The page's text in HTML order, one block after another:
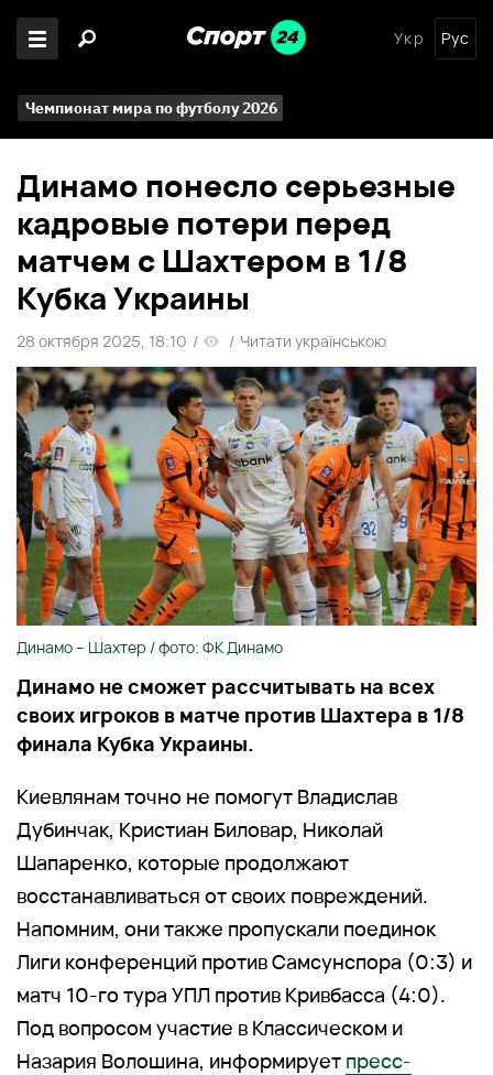
Укр Рус
Чемпионат мира по футболу 2026
Динамо понесло серьезные
кадровые потери перед
матчем с Шахтером в 1/8
Кубка Украины
28 октября 2025, 18:10 / / Читати українською
Динамо – Шахтер / фото: ФК Динамо
Динамо не сможет рассчитывать на всех
своих игроков в матче против Шахтера в 1/8
финала Кубка Украины.
Киевлянам точно не помогут Владислав
Дубинчак, Кристиан Биловар, Николай
Шапаренко, которые продолжают
восстанавливаться от своих повреждений.
Напомним, они также пропускали поединок
Лиги конференций против Самсунспора (0:3) и
матч 10-го тура УПЛ против Кривбасса (4:0).
Под вопросом участие в Классическом и
Назария Волошина, информирует пресс-